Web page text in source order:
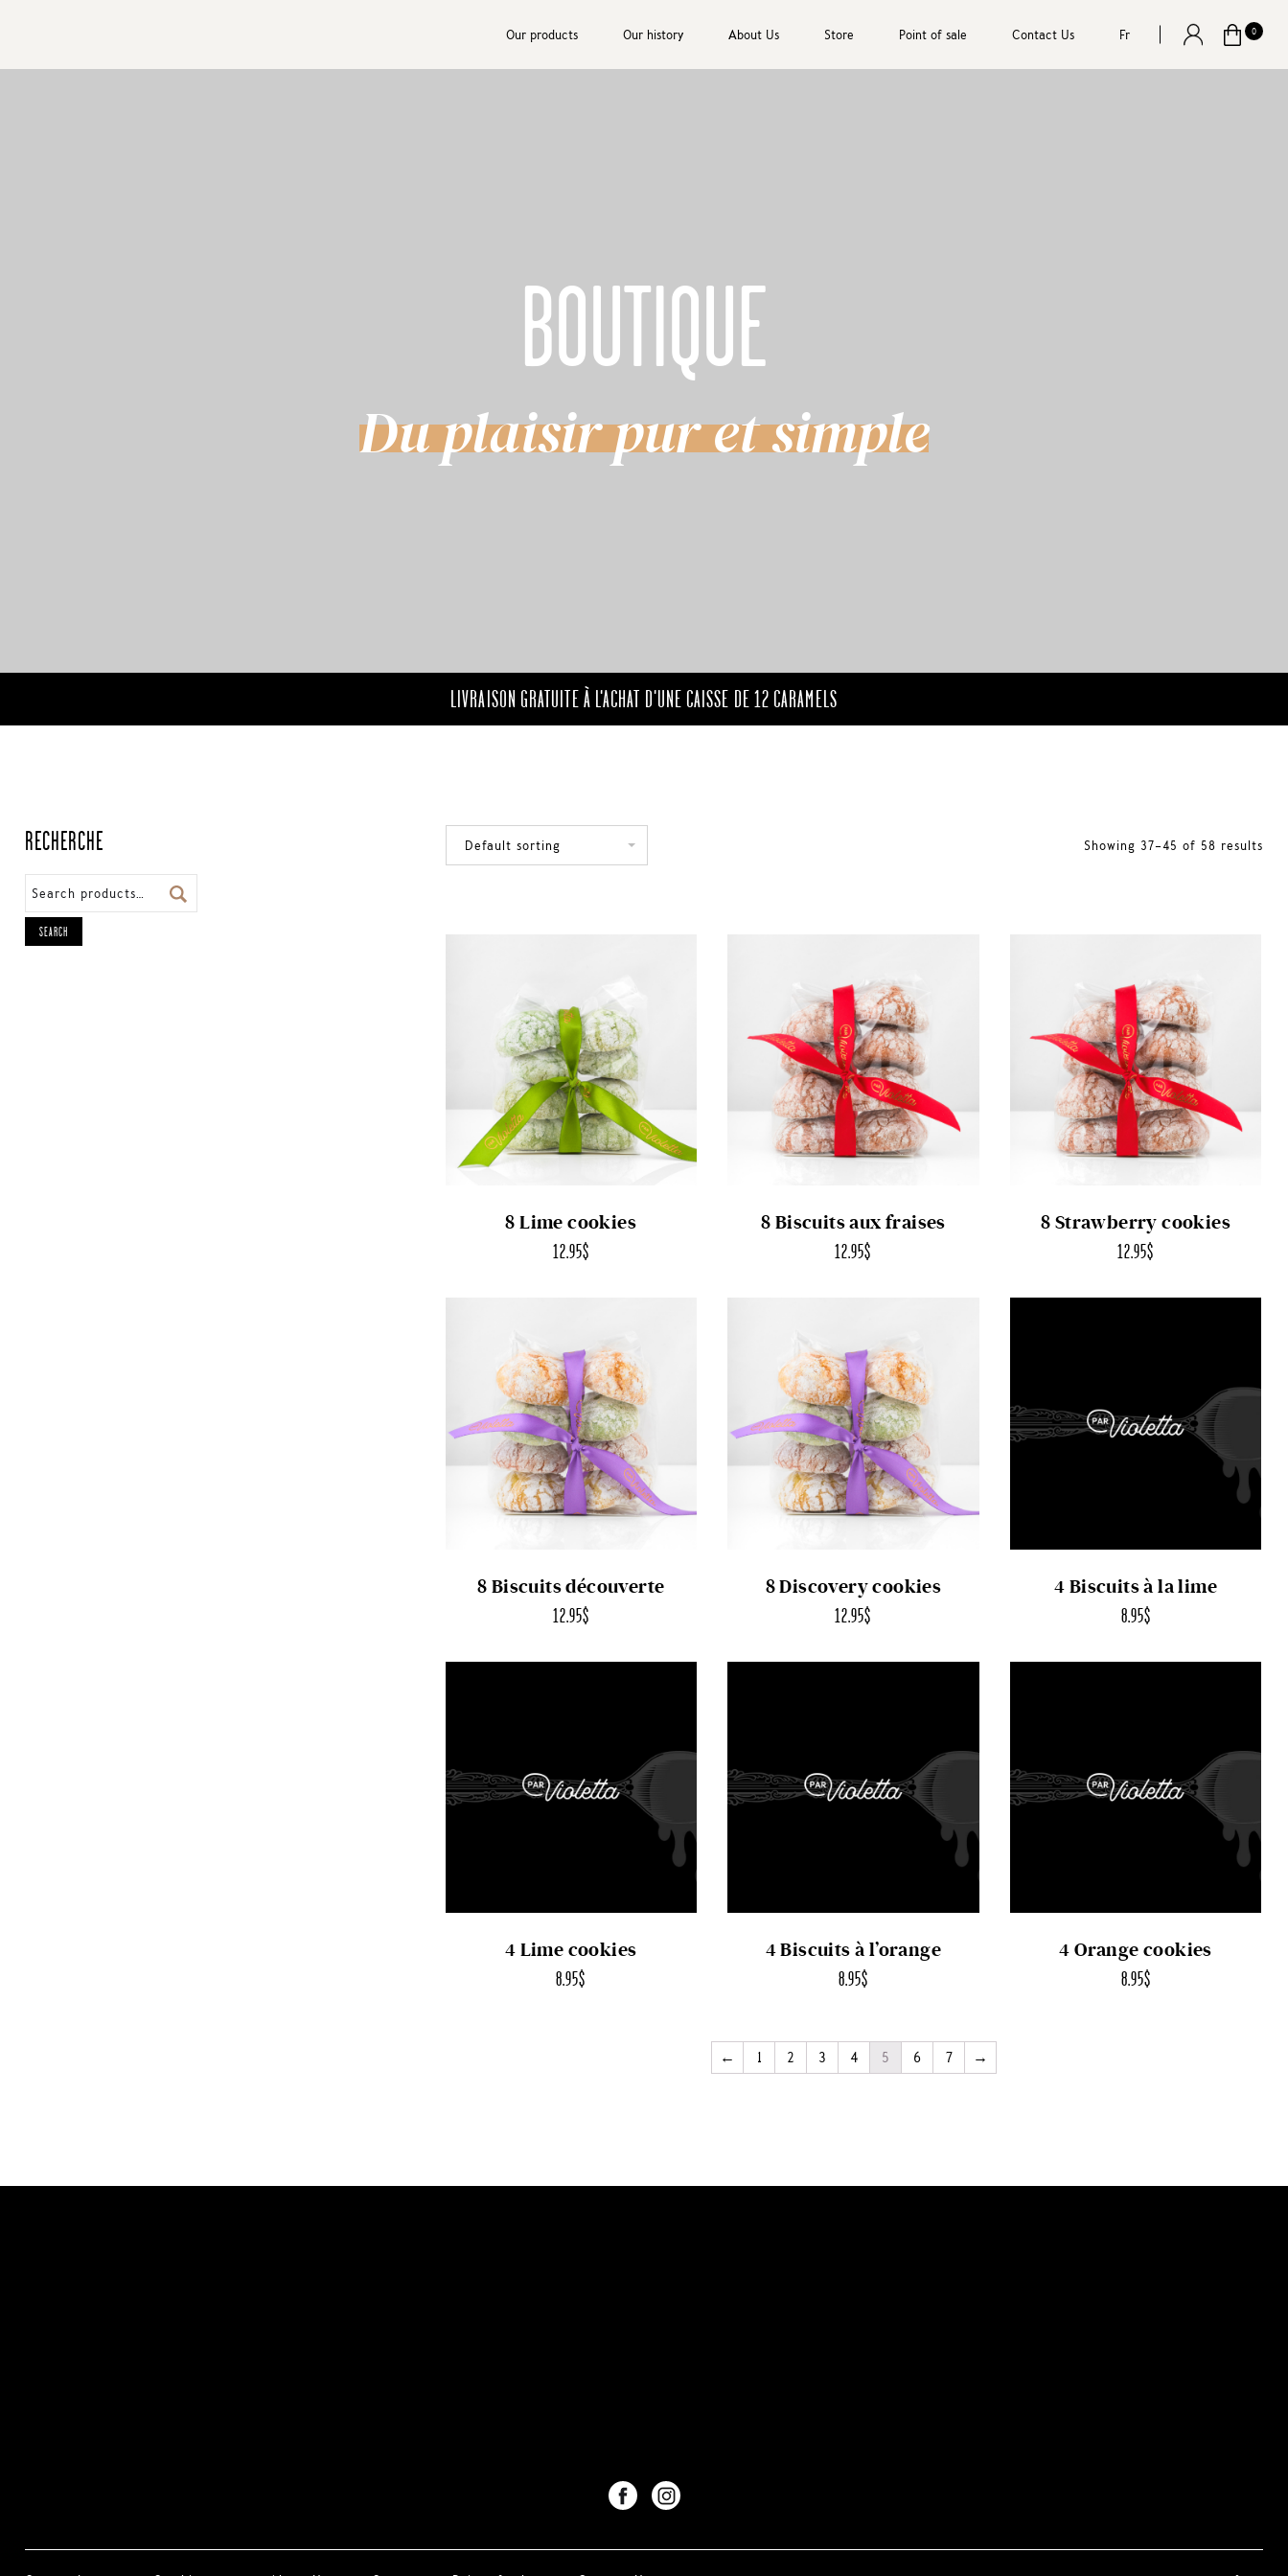
Our products Our history About Us Store Point of sale Contact Us Fr 0
BOUTIQUE
Du plaisir pur et simple
LIVRAISON GRATUITE À L'ACHAT D'UNE CAISSE DE 12 CARAMELS
RECHERCHE
SEARCH
Showing 37–45 of 58 results
8 Lime cookies
12.95$
8 Biscuits aux fraises
12.95$
8 Strawberry cookies
12.95$
8 Biscuits découverte
12.95$
8 Discovery cookies
12.95$
4 Biscuits à la lime
8.95$
4 Lime cookies
8.95$
4 Biscuits à l’orange
8.95$
4 Orange cookies
8.95$
← 1 2 3 4 5 6 7 →